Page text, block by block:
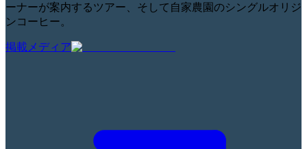
ーナーが案内するツアー、そして自家農園のシングルオリジ
ンコーヒー。
掲載メディア